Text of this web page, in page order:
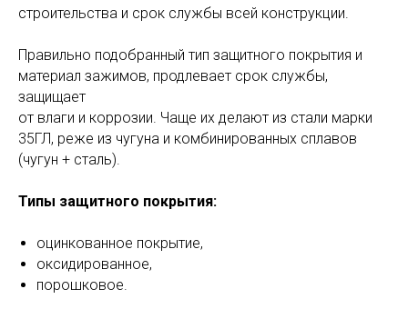
строительства и срок службы всей конструкции.
Правильно подобранный тип защитного покрытия и
материал зажимов, продлевает срок службы,
защищает
от влаги и коррозии. Чаще их делают из стали марки
35ГЛ, реже из чугуна и комбинированных сплавов
(чугун + сталь).
Типы защитного покрытия:
оцинкованное покрытие,
оксидированное,
порошковое.